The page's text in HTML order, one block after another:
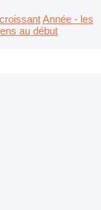
Année - les
au début